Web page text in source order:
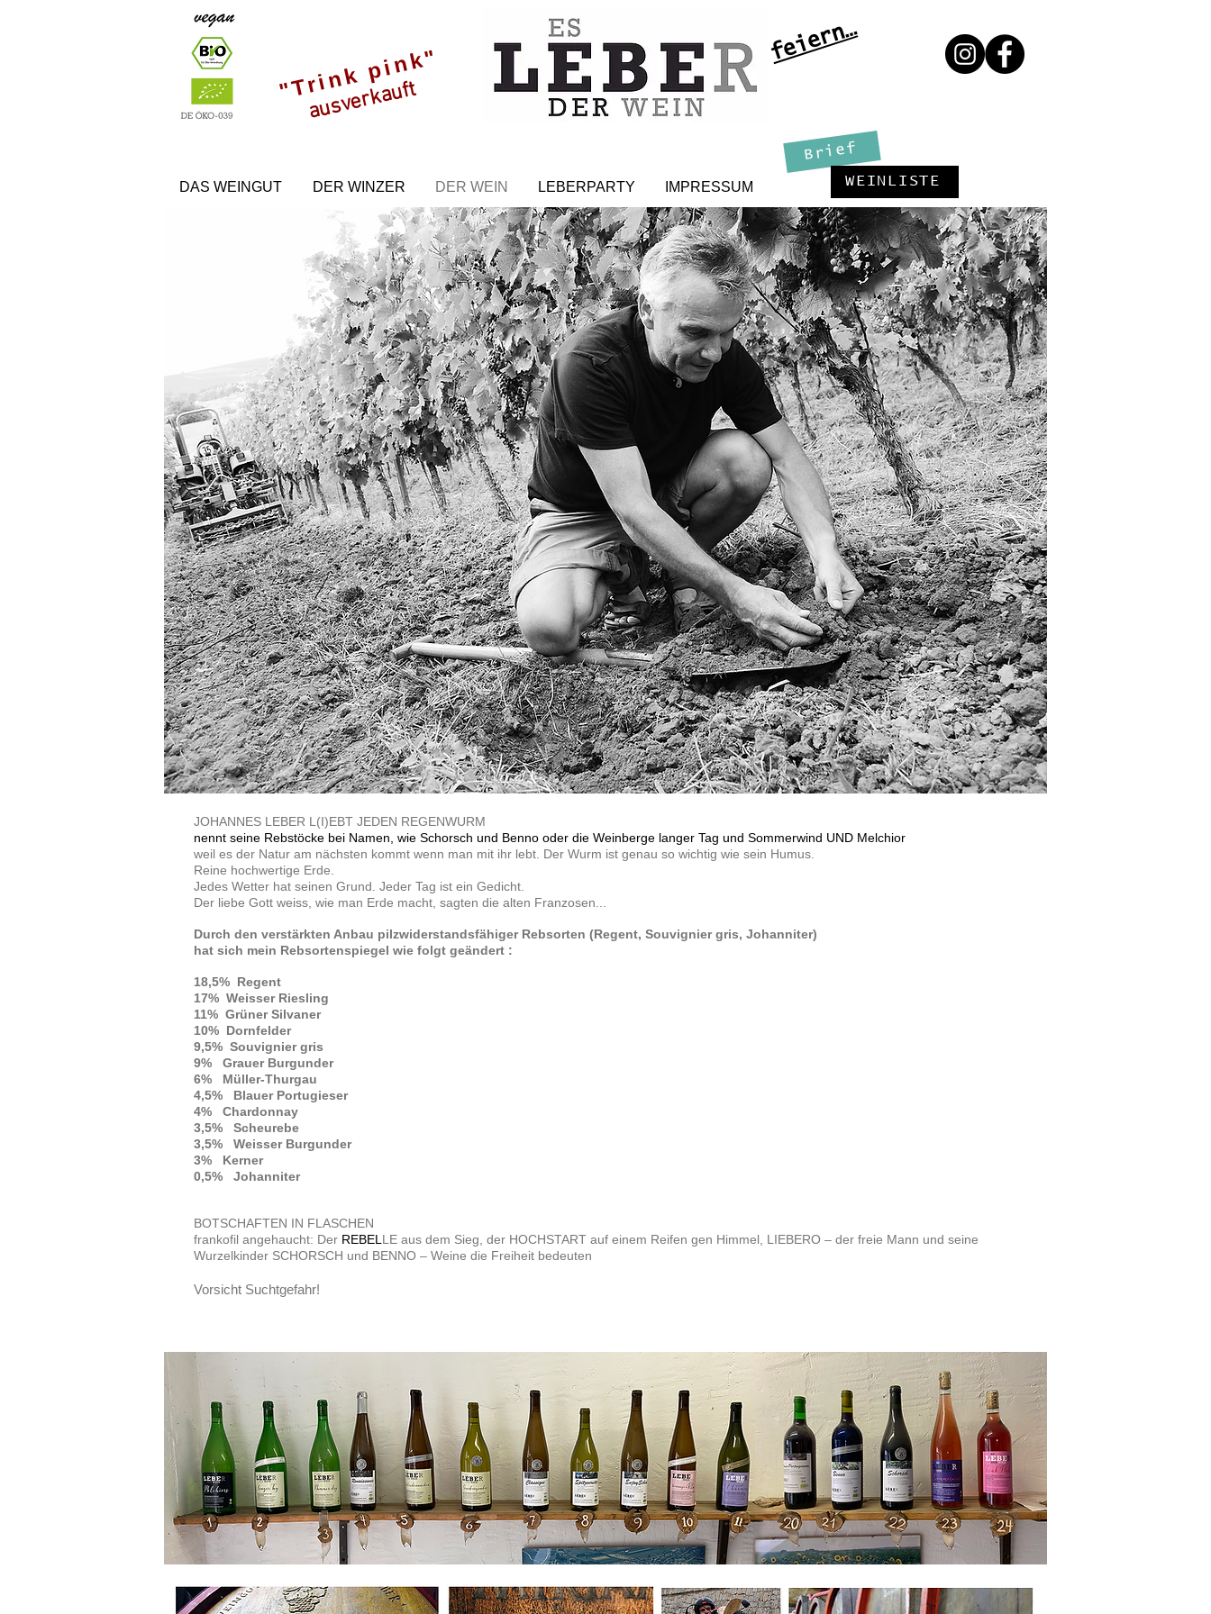
"Trink pink"
ausverkauft
feiern…
DAS WEINGUT DER WINZER DER WEIN LEBERPARTY IMPRESSUM
Brief
WEINLISTE
JOHANNES LEBER L(I)EBT JEDEN REGENWURM
nennt seine Rebstöcke bei Namen, wie Schorsch und Benno oder die Weinberge langer Tag und Sommerwind UND Melchior
weil es der Natur am nächsten kommt wenn man mit ihr lebt. Der Wurm ist genau so wichtig wie sein Humus.
Reine hochwertige Erde.
Jedes Wetter hat seinen Grund. Jeder Tag ist ein Gedicht.
Der liebe Gott weiss, wie man Erde macht, sagten die alten Franzosen...
Durch den verstärkten Anbau pilzwiderstandsfähiger Rebsorten (Regent, Souvignier gris, Johanniter)
hat sich mein Rebsortenspiegel wie folgt geändert :
18,5% Regent
17% Weisser Riesling
11% Grüner Silvaner
10% Dornfelder
9,5% Souvignier gris
9% Grauer Burgunder
6% Müller-Thurgau
4,5% Blauer Portugieser
4% Chardonnay
3,5% Scheurebe
3,5% Weisser Burgunder
3% Kerner
0,5% Johanniter
BOTSCHAFTEN IN FLASCHEN
frankofil angehaucht: Der REBEL LE aus dem Sieg, der HOCHSTART auf einem Reifen gen Himmel, LIEBERO – der freie Mann und seine
Wurzelkinder SCHORSCH und BENNO – Weine die Freiheit bedeuten
Vorsicht Suchtgefahr!